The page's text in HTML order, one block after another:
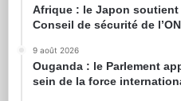
Afrique : le Japon
Conseil de sécurité de
9 août 2026
Ouganda : le Parlement
sein de la force